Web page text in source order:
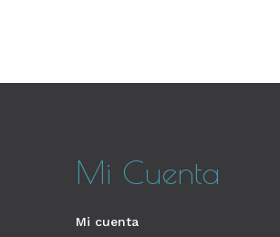
Mi Cuenta
Mi cuenta